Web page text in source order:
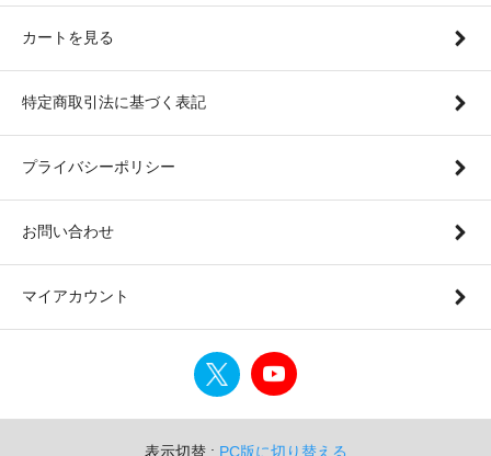
カートを見る
特定商取引法に基づく表記
プライバシーポリシー
お問い合わせ
マイアカウント
表示切替 : PC版に切り替える